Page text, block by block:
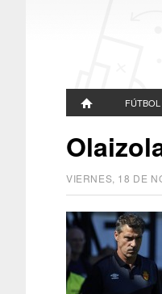
FÚTBOL
VIERNES, 18 DE